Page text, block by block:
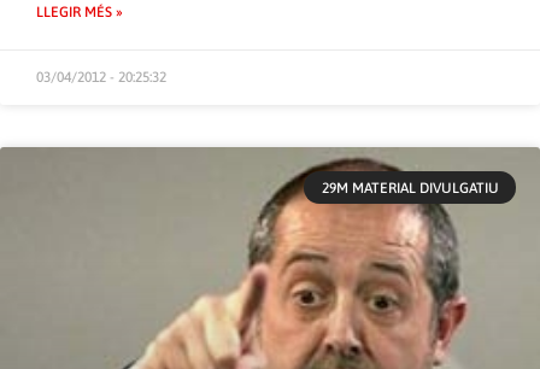
LLEGIR MÉS »
03/04/2012 - 20:25:32
29M MATERIAL DIVULGATIU